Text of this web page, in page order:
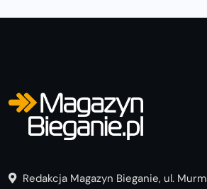
Redakcja Magazyn Bieganie, ul.